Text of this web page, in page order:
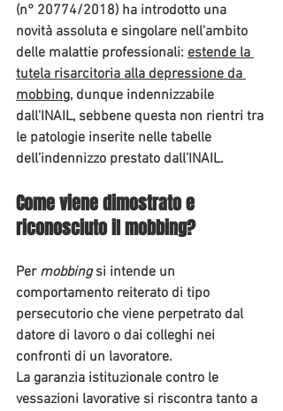
(n° 20774/2018) ha introdotto una
novità assoluta e singolare nell'ambito
delle malattie professionali: estende la
tutela risarcitoria alla depressione da
mobbing, dunque indennizzabile
dall'INAIL, sebbene questa non rientri tra
le patologie inserite nelle tabelle
dell’indennizzo prestato dall’INAIL.
Come viene dimostrato e
riconosciuto il mobbing?
Per mobbing si intende un
comportamento reiterato di tipo
persecutorio che viene perpetrato dal
datore di lavoro o dai colleghi nei
confronti di un lavoratore.
La garanzia istituzionale contro le
vessazioni lavorative si riscontra tanto a